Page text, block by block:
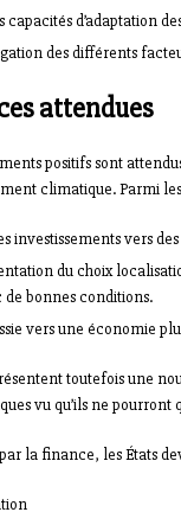
capacités d’adaptation
des différents
attendues
positifs sont
climatique. Parmi
investissements vers
du choix
bonnes conditions.
vers une économie
toutefois une
vu qu’ils ne pourront
la finance, les États